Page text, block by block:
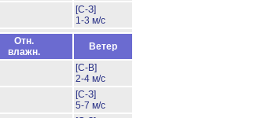
[С-З]
1-3 м/с
Отн.
влажн.
Ветер
[С-В]
2-4 м/с
[С-З]
5-7 м/с